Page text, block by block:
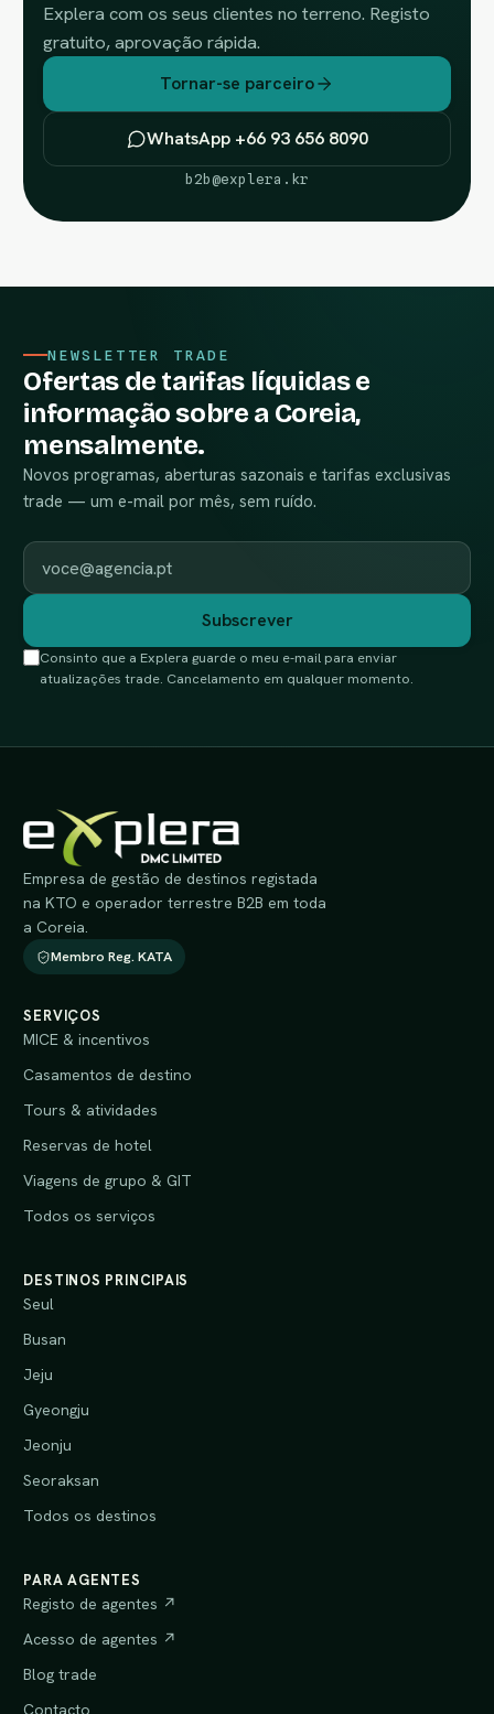
Explera com os seus clientes no terreno. Registo
gratuito, aprovação rápida.
Tornar-se parceiro
WhatsApp +66 93 656 8090
b2b@explera.kr
NEWSLETTER TRADE
Ofertas de tarifas líquidas e
informação sobre a Coreia,
mensalmente.
Novos programas, aberturas sazonais e tarifas exclusivas
trade — um e-mail por mês, sem ruído.
E-mail profissional
Subscrever
Consinto que a Explera guarde o meu e-mail para enviar
atualizações trade. Cancelamento em qualquer momento.
Empresa de gestão de destinos registada
na KTO e operador terrestre B2B em toda
a Coreia.
Membro Reg. KATA
SERVIÇOS
MICE & incentivos
Casamentos de destino
Tours & atividades
Reservas de hotel
Viagens de grupo & GIT
Todos os serviços
DESTINOS PRINCIPAIS
Seul
Busan
Jeju
Gyeongju
Jeonju
Seoraksan
Todos os destinos
PARA AGENTES
Registo de agentes ↗
Acesso de agentes ↗
Blog trade
Contacto